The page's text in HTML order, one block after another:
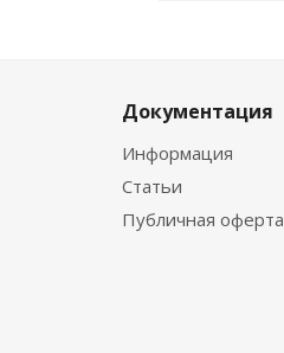
Документация
Информация
Статьи
Публичная оферта